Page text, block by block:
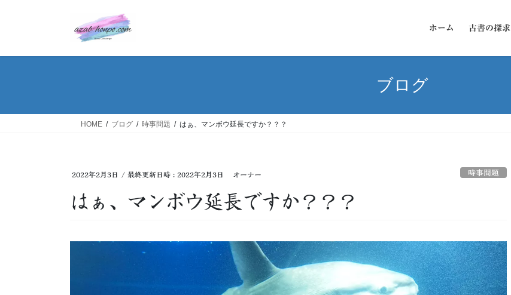
ホーム 古書の探求
ブログ
HOME ブログ 時事問題 はぁ、マンボウ延長ですか？？？
2022年2月3日 / 最終更新日時 : 2022年2月3日 オーナー 時事問題
はぁ、マンボウ延長ですか？？？